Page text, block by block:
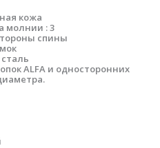
кожа
молнии : 3
спины
ALFA и односторонних